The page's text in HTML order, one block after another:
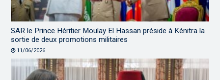
SAR le Prince Héritier Moulay El Hassan préside à Kénitra la
sortie de deux promotions militaires
11/06/2026